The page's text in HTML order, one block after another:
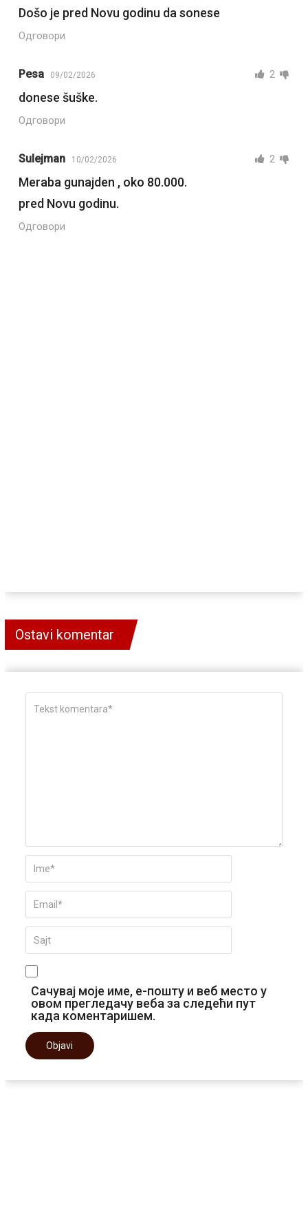
Došo je pred Novu godinu da sonese
Одговори
Pesa 09/02/2026 2
donese šuške.
Одговори
Sulejman 10/02/2026 2
Meraba gunajden , oko 80.000.
pred Novu godinu.
Одговори
Ostavi komentar
Сачувај моје име, е-пошту и веб место у
овом прегледачу веба за следећи пут
када коментаришем.